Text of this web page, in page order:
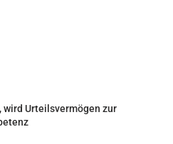
Urteilsvermögen zur